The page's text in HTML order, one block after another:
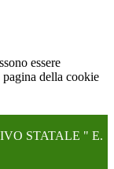
essere
della cookie
STATALE " E.